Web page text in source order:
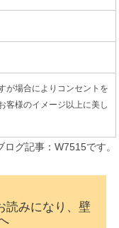
が場合によりコンセントを
客様のイメージ以上に美し
ログ記事：W7515です。
読みになり、壁